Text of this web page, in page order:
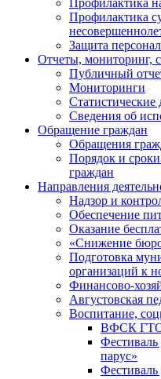
Профилактика
Защита
Отчеты, мониторинг,
Публичный
Мониторинги
Статистические
Сведения об
Обращение граждан
Обращения
Порядок и
граждан
Направления
Надзор и
Обеспечение
Оказание
«Снижение
Подготовка
организаций к
Финансово-
Августовская
Воспитание,
ВФСК
парус»